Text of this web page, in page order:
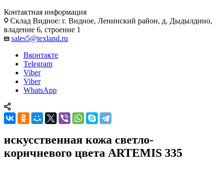
Контактная информация
Склад Видное: г. Видное, Ленинский район, д. Дыдылдино,
владение 6, строение 1
sales5@texland.ru
Вконтакте
Telegram
Viber
Viber
WhatsApp
искусственная кожа светло-
коричневого цвета ARTEMIS 335